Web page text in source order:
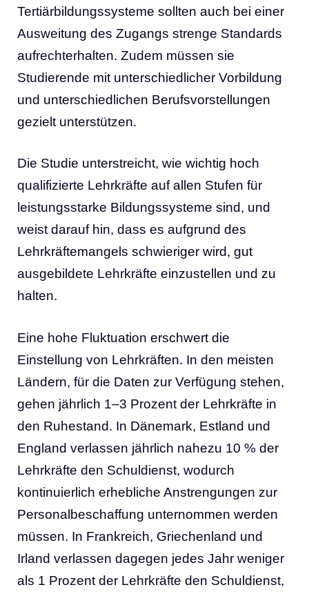
Tertiärbildungssysteme sollten auch bei einer
Ausweitung des Zugangs strenge Standards
aufrechterhalten. Zudem müssen sie
Studierende mit unterschiedlicher Vorbildung
und unterschiedlichen Berufsvorstellungen
gezielt unterstützen.
Die Studie unterstreicht, wie wichtig hoch
qualifizierte Lehrkräfte auf allen Stufen für
leistungsstarke Bildungssysteme sind, und
weist darauf hin, dass es aufgrund des
Lehrkräftemangels schwieriger wird, gut
ausgebildete Lehrkräfte einzustellen und zu
halten.
Eine hohe Fluktuation erschwert die
Einstellung von Lehrkräften. In den meisten
Ländern, für die Daten zur Verfügung stehen,
gehen jährlich 1–3 Prozent der Lehrkräfte in
den Ruhestand. In Dänemark, Estland und
England verlassen jährlich nahezu 10 % der
Lehrkräfte den Schuldienst, wodurch
kontinuierlich erhebliche Anstrengungen zur
Personalbeschaffung unternommen werden
müssen. In Frankreich, Griechenland und
Irland verlassen dagegen jedes Jahr weniger
als 1 Prozent der Lehrkräfte den Schuldienst,